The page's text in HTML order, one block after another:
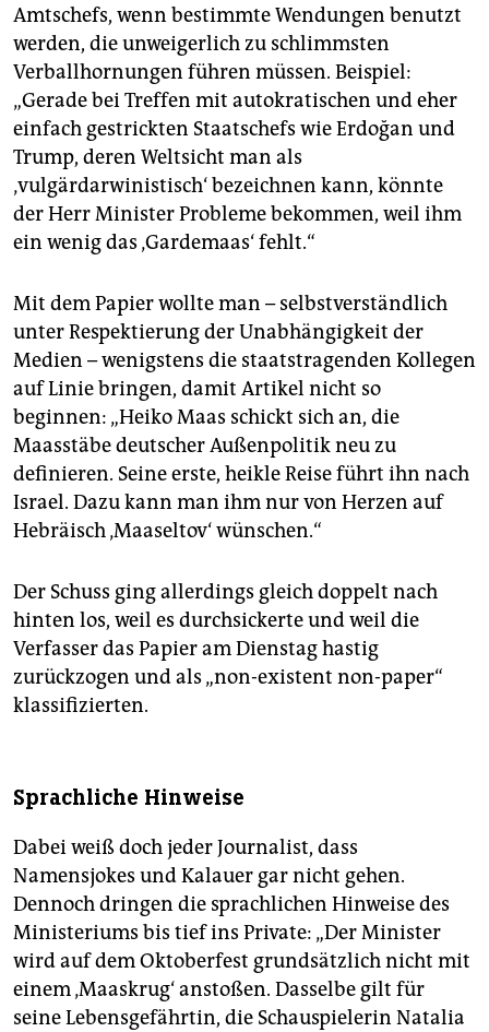
Amtschefs, wenn bestimmte Wendungen benutzt
werden, die unweigerlich zu schlimmsten
Verballhornungen führen müssen. Beispiel:
„Gerade bei Treffen mit autokratischen und eher
einfach gestrickten Staatschefs wie Erdoğan und
Trump, deren Weltsicht man als
‚vulgärdarwinistisch‘ bezeichnen kann, könnte
der Herr Minister Probleme bekommen, weil ihm
ein wenig das ‚Gardemaas‘ fehlt.“
Mit dem Papier wollte man – selbstverständlich
unter Re­spektierung der Unabhängigkeit der
Medien – wenigstens die staatstragenden Kollegen
auf Linie bringen, damit Artikel nicht so
beginnen: „Heiko Maas schickt sich an, die
Maasstäbe deutscher Außenpolitik neu zu
definieren. Seine erste, heikle Reise führt ihn nach
Israel. Dazu kann man ihm nur von Herzen auf
Hebräisch ‚Maaseltov‘ wünschen.“
Der Schuss ging allerdings gleich doppelt nach
hinten los, weil es durchsickerte und weil die
Verfasser das Papier am Dienstag hastig
zurückzogen und als „non-existent non-paper“
klassifizierten.
Sprachliche Hinweise
Dabei weiß doch jeder Journalist, dass
Namensjokes und Kalauer gar nicht gehen.
Dennoch dringen die sprachlichen Hinweise des
Ministeriums bis tief ins Private: „Der Minister
wird auf dem Oktoberfest grundsätzlich nicht mit
einem ‚Maaskrug‘ anstoßen. Dasselbe gilt für
seine Lebensgefährtin, die Schauspielerin Natalia